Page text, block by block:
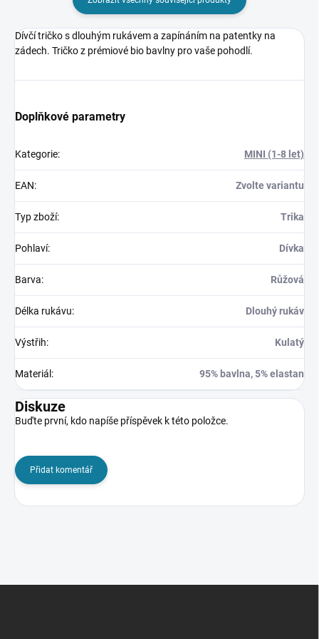
Dívčí tričko s dlouhým rukávem a zapínáním na patentky na
zádech. Tričko z prémiové bio bavlny pro vaše pohodlí.
Doplňkové parametry
Kategorie: MINI (1-8 let)
EAN: Zvolte variantu
Typ zboží: Trika
Pohlaví: Dívka
Barva: Růžová
Délka rukávu: Dlouhý rukáv
Výstřih: Kulatý
Materiál: 95% bavlna, 5% elastan
Diskuze
Buďte první, kdo napíše příspěvek k této položce.
Přidat komentář